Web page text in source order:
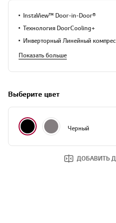
InstaView™ Door-in-Door®
Технология DoorCooling+
Инверторный Линейный
Показать больше
Выберите цвет
ЧерныйСтальнойЧерный
ДОБАВИТЬ